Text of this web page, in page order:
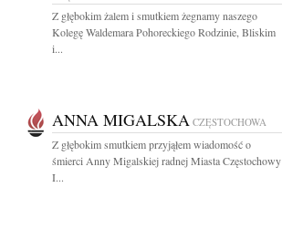
Z głębokim żalem i smutkiem żegnamy naszego
Kolegę Waldemara Pohoreckiego Rodzinie, Bliskim
i...
ANNA MIGALSKA CZĘSTOCHOWA
Z głębokim smutkiem przyjąłem wiadomość o
śmierci Anny Migalskiej radnej Miasta Częstochowy
I...